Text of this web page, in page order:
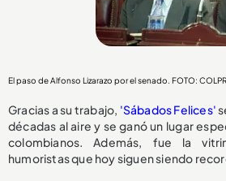
El paso de Alfonso Lizarazo por el senado. FOTO:
Gracias a su trabajo, 'Sábados Felices'
décadas al aire y se ganó un lugar
colombianos. Además, fue la
humoristas que hoy siguen siendo